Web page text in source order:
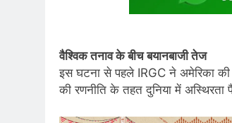
वैश्विक तनाव के बीच बयानबाजी तेज
इस घटना से पहले IRGC ने अमेरिका की
की रणनीति के तहत दुनिया में